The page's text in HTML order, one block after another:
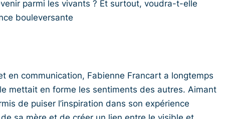
parmi les vivants ? Et surtout, voudra-t-elle
bouleversante
en communication, Fabienne Francart a longtemps
mettait en forme les sentiments des autres. Aimant
de puiser l’inspiration dans son expérience